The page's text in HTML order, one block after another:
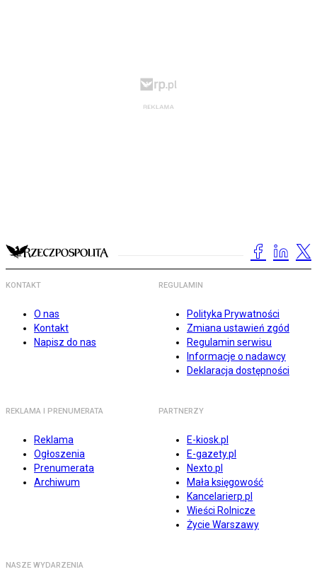
KONTAKT
O nas
Kontakt
Napisz do nas
REGULAMIN
Polityka Prywatności
Zmiana ustawień zgód
Regulamin serwisu
Informacje o nadawcy
Deklaracja dostępności
REKLAMA I PRENUMERATA
Reklama
Ogłoszenia
Prenumerata
Archiwum
PARTNERZY
E-kiosk.pl
E-gazety.pl
Nexto.pl
Mała księgowość
Kancelarierp.pl
Wieści Rolnicze
Życie Warszawy
NASZE WYDARZENIA